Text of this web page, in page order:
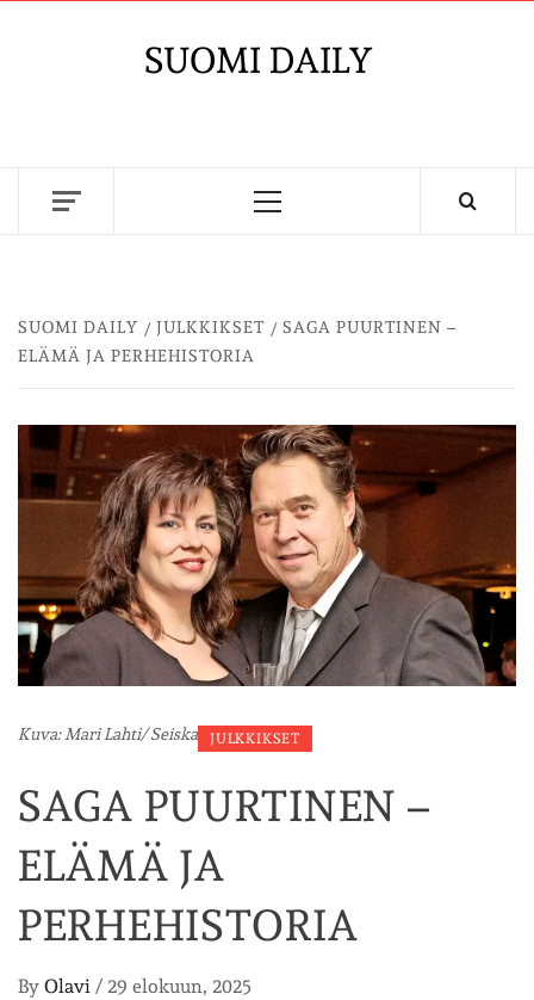
SUOMI DAILY
Primary
SUOMI DAILY JULKKIKSET
SAGA PUURTINEN –
ELÄMÄ JA PERHEHISTORIA
Kuva: Mari Lahti/ Seiska JULKKIKSET
SAGA PUURTINEN –
ELÄMÄ JA
PERHEHISTORIA
By Olavi / 29 elokuun, 2025